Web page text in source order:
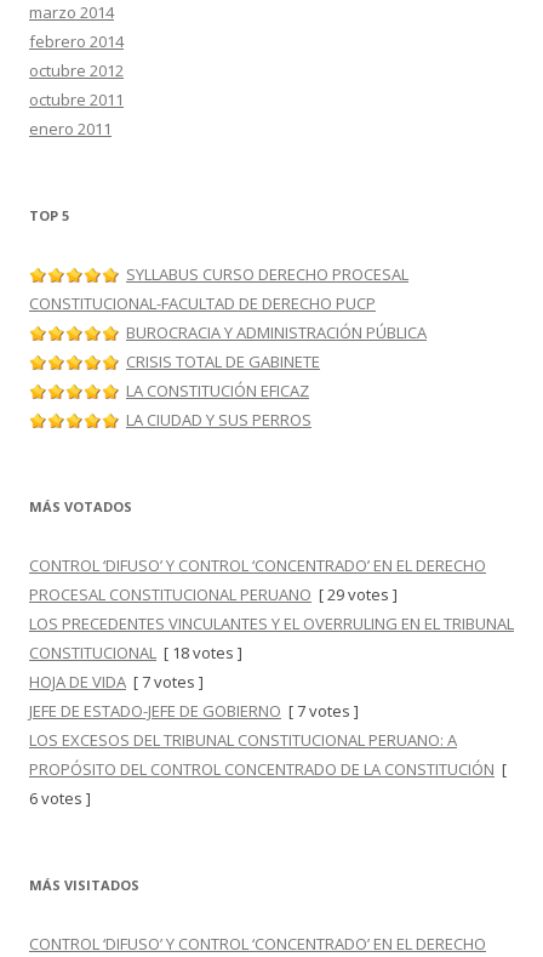
marzo 2014
febrero 2014
octubre 2012
octubre 2011
enero 2011
TOP 5
SYLLABUS CURSO DERECHO PROCESAL
CONSTITUCIONAL-FACULTAD DE DERECHO PUCP
BUROCRACIA Y ADMINISTRACIÓN PÚBLICA
CRISIS TOTAL DE GABINETE
LA CONSTITUCIÓN EFICAZ
LA CIUDAD Y SUS PERROS
MÁS VOTADOS
CONTROL ‘DIFUSO’ Y CONTROL ‘CONCENTRADO’ EN EL DERECHO
PROCESAL CONSTITUCIONAL PERUANO [ 29 votes ]
LOS PRECEDENTES VINCULANTES Y EL OVERRULING EN EL TRIBUNAL
CONSTITUCIONAL [ 18 votes ]
HOJA DE VIDA [ 7 votes ]
JEFE DE ESTADO-JEFE DE GOBIERNO [ 7 votes ]
LOS EXCESOS DEL TRIBUNAL CONSTITUCIONAL PERUANO: A
PROPÓSITO DEL CONTROL CONCENTRADO DE LA CONSTITUCIÓN [
6 votes ]
MÁS VISITADOS
CONTROL ‘DIFUSO’ Y CONTROL ‘CONCENTRADO’ EN EL DERECHO